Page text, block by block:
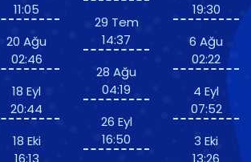
11:05
20 Ağu
02:46
18 Eyl
20:44
18 Eki
16:13
29 Tem
14:37
28 Ağu
04:19
26 Eyl
16:50
19:30
6 Ağu
02:22
4 Eyl
07:52
3 Eki
13:26